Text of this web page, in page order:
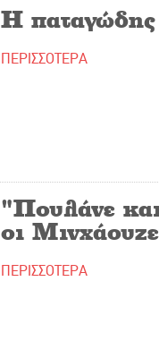
Η
ΠΕΡΙΣΣΟΤΕΡΑ
"Πουλάνε
οι
ΠΕΡΙΣΣΟΤΕΡΑ